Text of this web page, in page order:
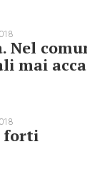
Nel
mai
forti